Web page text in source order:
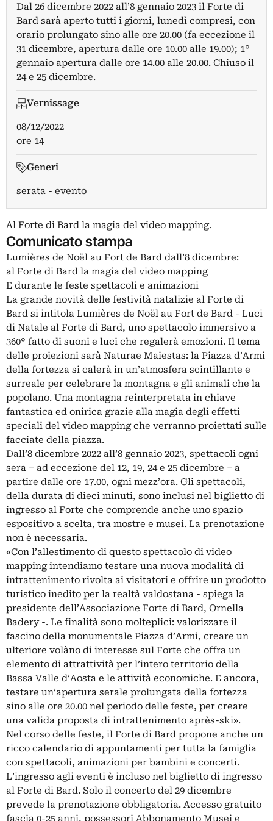
Dal 26 dicembre 2022 all’8 gennaio 2023 il Forte di
Bard sarà aperto tutti i giorni, lunedì compresi, con
orario prolungato sino alle ore 20.00 (fa eccezione il
31 dicembre, apertura dalle ore 10.00 alle 19.00); 1°
gennaio apertura dalle ore 14.00 alle 20.00. Chiuso il
24 e 25 dicembre.
Vernissage
08/12/2022
ore 14
Generi
serata - evento
Al Forte di Bard la magia del video mapping.
Comunicato stampa
Lumières de Noël au Fort de Bard dall’8 dicembre:
al Forte di Bard la magia del video mapping
E durante le feste spettacoli e animazioni
La grande novità delle festività natalizie al Forte di
Bard si intitola Lumières de Noël au Fort de Bard - Luci
di Natale al Forte di Bard, uno spettacolo immersivo a
360° fatto di suoni e luci che regalerà emozioni. Il tema
delle proiezioni sarà Naturae Maiestas: la Piazza d’Armi
della fortezza si calerà in un’atmosfera scintillante e
surreale per celebrare la montagna e gli animali che la
popolano. Una montagna reinterpretata in chiave
fantastica ed onirica grazie alla magia degli effetti
speciali del video mapping che verranno proiettati sulle
facciate della piazza.
Dall’8 dicembre 2022 all’8 gennaio 2023, spettacoli ogni
sera – ad eccezione del 12, 19, 24 e 25 dicembre – a
partire dalle ore 17.00, ogni mezz’ora. Gli spettacoli,
della durata di dieci minuti, sono inclusi nel biglietto di
ingresso al Forte che comprende anche uno spazio
espositivo a scelta, tra mostre e musei. La prenotazione
non è necessaria.
«Con l’allestimento di questo spettacolo di video
mapping intendiamo testare una nuova modalità di
intrattenimento rivolta ai visitatori e offrire un prodotto
turistico inedito per la realtà valdostana - spiega la
presidente dell’Associazione Forte di Bard, Ornella
Badery -. Le finalità sono molteplici: valorizzare il
fascino della monumentale Piazza d’Armi, creare un
ulteriore volàno di interesse sul Forte che offra un
elemento di attrattività per l’intero territorio della
Bassa Valle d’Aosta e le attività economiche. E ancora,
testare un’apertura serale prolungata della fortezza
sino alle ore 20.00 nel periodo delle feste, per creare
una valida proposta di intrattenimento après-ski».
Nel corso delle feste, il Forte di Bard propone anche un
ricco calendario di appuntamenti per tutta la famiglia
con spettacoli, animazioni per bambini e concerti.
L’ingresso agli eventi è incluso nel biglietto di ingresso
al Forte di Bard. Solo il concerto del 29 dicembre
prevede la prenotazione obbligatoria. Accesso gratuito
fascia 0-25 anni, possessori Abbonamento Musei e